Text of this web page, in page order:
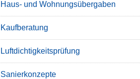
Haus- und Wohnungsübergaben
Kaufberatung
Luftdichtigkeitsprüfung
Sanierkonzepte